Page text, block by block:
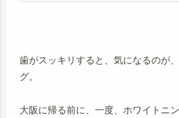
歯がスッキリすると、気になるのが
グ。
大阪に帰る前に、一度、ホワイトニ